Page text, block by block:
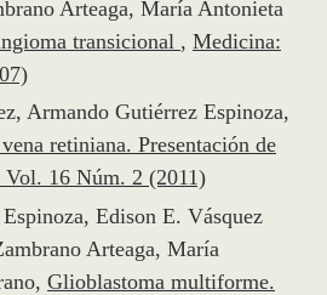
Arteaga, María Antonieta
transicional , Medicina:
Armando Gutiérrez Espinoza,
retiniana. Presentación de
16 Núm. 2 (2011)
Edison E. Vásquez
Arteaga, María
Glioblastoma multiforme.